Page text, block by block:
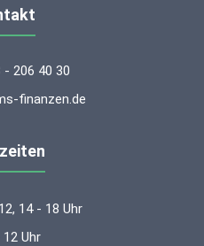
- 206 40 30
finanzen.de
14 - 18 Uhr
Uhr